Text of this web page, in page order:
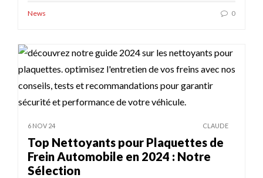
News 0
6 NOV 24 CLAUDE
Top Nettoyants pour Plaquettes de
Frein Automobile en 2024 : Notre
Sélection